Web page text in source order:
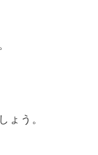
ょう。